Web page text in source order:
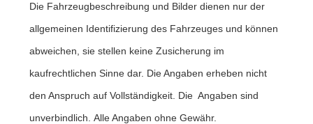
Die Fahrzeugbeschreibung und Bilder dienen nur der
allgemeinen Identifizierung des Fahrzeuges und können
abweichen, sie stellen keine Zusicherung im
kaufrechtlichen Sinne dar. Die Angaben erheben nicht
den Anspruch auf Vollständigkeit. Die Angaben sind
unverbindlich. Alle Angaben ohne Gewähr.